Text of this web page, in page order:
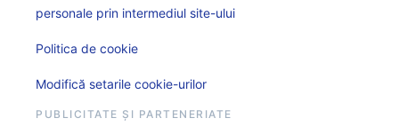
personale prin intermediul site-ului
Politica de cookie
Modifică setarile cookie-urilor
PUBLICITATE ȘI PARTENERIATE